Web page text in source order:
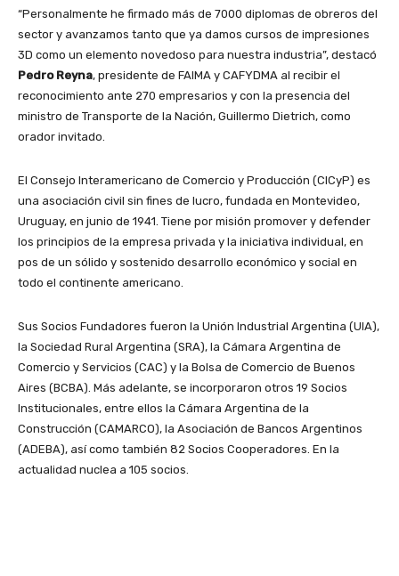
“Personalmente he firmado más de 7000 diplomas de obreros del
sector y avanzamos tanto que ya damos cursos de impresiones
3D como un elemento novedoso para nuestra industria”, destacó
Pedro Reyna, presidente de FAIMA y CAFYDMA al recibir el
reconocimiento ante 270 empresarios y con la presencia del
ministro de Transporte de la Nación, Guillermo Dietrich, como
orador invitado.
El Consejo Interamericano de Comercio y Producción (CICyP) es
una asociación civil sin fines de lucro, fundada en Montevideo,
Uruguay, en junio de 1941. Tiene por misión promover y defender
los principios de la empresa privada y la iniciativa individual, en
pos de un sólido y sostenido desarrollo económico y social en
todo el continente americano.
Sus Socios Fundadores fueron la Unión Industrial Argentina (UIA),
la Sociedad Rural Argentina (SRA), la Cámara Argentina de
Comercio y Servicios (CAC) y la Bolsa de Comercio de Buenos
Aires (BCBA). Más adelante, se incorporaron otros 19 Socios
Institucionales, entre ellos la Cámara Argentina de la
Construcción (CAMARCO), la Asociación de Bancos Argentinos
(ADEBA), así como también 82 Socios Cooperadores. En la
actualidad nuclea a 105 socios.